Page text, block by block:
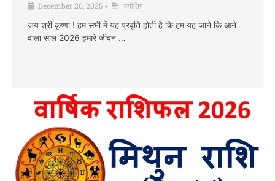
December 20, 2025 • ज्योतिष
जय श्री कृष्णा ! हम सभी में यह प्रवृति होती है कि हम यह जाने कि आने
वाला साल 2026 हमारे जीवन …